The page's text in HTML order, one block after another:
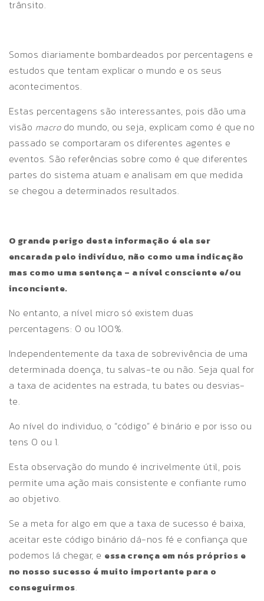
trânsito.
Somos diariamente bombardeados por percentagens e
estudos que tentam explicar o mundo e os seus
acontecimentos.
Estas percentagens são interessantes, pois dão uma
visão macrodo mundo, ou seja, explicam como é que no
passado se comportaram os diferentes agentes e
eventos. São referências sobre como é que diferentes
partes do sistema atuam e analisam em que medida
se chegou a determinados resultados.
O grande perigo desta informação é ela ser
encarada pelo indivíduo, não como uma indicação
mas como uma sentença – a nível consciente e/ou
inconciente.
No entanto, a nível micro só existem duas
percentagens: 0 ou 100%.
Independentemente da taxa de sobrevivência de uma
determinada doença, tu salvas-te ou não. Seja qual for
a taxa de acidentes na estrada, tu bates ou desvias-
te.
Ao nível do individuo, o “código” é binário e por isso ou
tens 0 ou 1.
Esta observação do mundo é incrivelmente útil, pois
permite uma ação mais consistente e confiante rumo
ao objetivo.
Se a meta for algo em que a taxa de sucesso é baixa,
aceitar este código binário dá-nos fé e confiança que
podemos lá chegar, e essa crença em nós próprios e
no nosso sucesso é muito importante para o
conseguirmos.